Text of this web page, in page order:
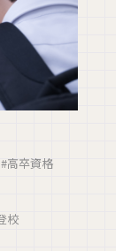
#高卒資格
校